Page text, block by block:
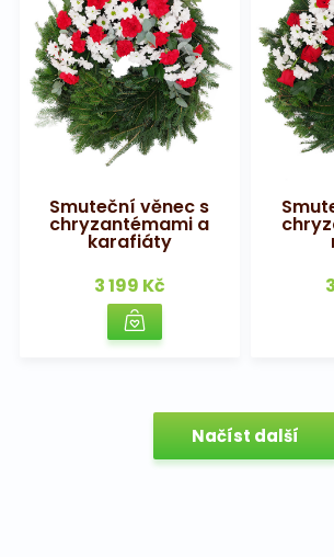
Smuteční věnec s
chryzantémami a
karafiáty
3 199 Kč
Načíst další